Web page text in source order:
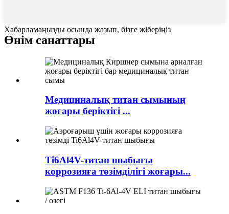
Хабарламаңызды осында жазып, бізге жіберіңіз
Өнім санаттары
Медициналық титан сымының
жоғары беріктігі ...
Ti6Al4V-титан шыбығы
коррозияға төзімділігі жоғары...